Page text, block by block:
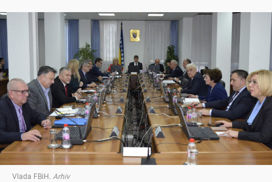
Vlada FBiH . Arhiv